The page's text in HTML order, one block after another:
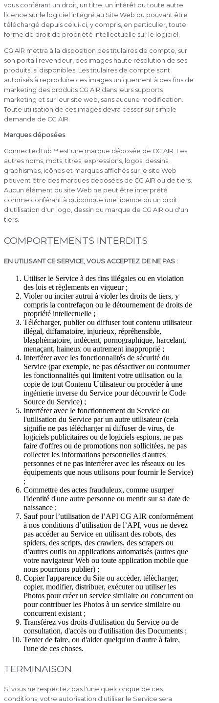
vous conférant un droit, un titre, un intérêt ou toute autre
licence sur le logiciel intégré au Site Web ou pouvant être
téléchargé depuis celui-ci, y compris, en particulier, toute
forme de droit de propriété intellectuelle sur le logiciel.
CG AIR mettra à la disposition des titulaires de compte, sur
son portail revendeur, des images haute résolution de ses
produits, si disponibles. Les titulaires de compte sont
autorisés à reproduire ces images uniquement à des fins de
marketing des produits CG AIR dans leurs supports
marketing et sur leur site web, sans aucune modification.
Toute utilisation de ces images devra cesser sur simple
demande de CG AIR.
Marques déposées
ConnectedTub™ est une marque déposée de CG AIR. Les
autres noms, mots, titres, expressions, logos, dessins,
graphismes, icônes et marques affichés sur le site Web
peuvent être des marques déposées de CG AIR ou de tiers.
Aucun élément du site Web ne peut être interprété
comme conférant à quiconque une licence ou un droit
d'utilisation d'un logo, dessin ou marque de CG AIR ou d'un
tiers.
COMPORTEMENTS INTERDITS
EN UTILISANT CE SERVICE, VOUS ACCEPTEZ DE NE PAS :
Utiliser le Service à des fins illégales ou en violation
des lois et règlements en vigueur ;
Violer ou inciter autrui à violer les droits de tiers, y
compris la contrefaçon ou le détournement de droits de
propriété intellectuelle ;
Télécharger, publier ou diffuser tout contenu utilisateur
illégal, diffamatoire, injurieux, répréhensible,
blasphématoire, indécent, pornographique, harcelant,
menaçant, haineux ou autrement inapproprié ;
Interférer avec les fonctionnalités de sécurité du
Service (par exemple, ne pas désactiver ou contourner
les fonctionnalités qui limitent votre utilisation ou la
copie de tout Contenu Utilisateur ou procéder à une
ingénierie inverse du Service pour découvrir le Code
Source du Service) ;
Interférer avec le fonctionnement du Service ou
l'utilisation du Service par un autre utilisateur (cela
signifie ne pas télécharger ni diffuser de virus, de
logiciels publicitaires ou de logiciels espions, ne pas
faire d'offres ou de promotions non sollicitées, ne pas
collecter les informations personnelles d'autres
personnes et ne pas interférer avec les réseaux ou les
équipements que nous utilisons pour fournir le Service)
;
Commettre des actes frauduleux, comme usurper
l'identité d'une autre personne ou mentir sur sa date de
naissance ;
Sauf pour l’utilisation de l’API CG AIR conformément
à nos conditions d’utilisation de l’API, vous ne devez
pas accéder au Service en utilisant des robots, des
spiders, des scripts, des crawlers, des scrapers ou
d’autres outils ou applications automatisés (autres que
votre navigateur Web ou toute application mobile que
nous pourrions publier) ;
Copier l'apparence du Site ou accéder, télécharger,
copier, modifier, distribuer, exécuter ou utiliser les
Photos pour créer un service similaire ou concurrent ou
pour contribuer les Photos à un service similaire ou
concurrent existant ;
Transférez vos droits d'utilisation du Service ou de
consultation, d'accès ou d'utilisation des Documents ;
Tenter de faire, ou d'aider quelqu'un d'autre à faire,
l'une de ces choses.
TERMINAISON
Si vous ne respectez pas l'une quelconque de ces
conditions, votre autorisation d'utiliser le Service sera